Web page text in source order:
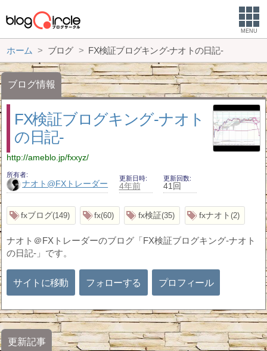
MENU
ホーム ブログ FX検証ブログキング-ナオトの日記-
ブログ情報
FX検証ブログキング-ナオト
の日記-
http://ameblo.jp/fxxyz/
所有者
ナオト@FXトレーダー
更新日時
4年前
更新回数
41回
fxブログ 149 fx 60 fx検証 35 fxナオト 2
ナオト＠FXトレーダーのブログ「FX検証ブログキング-ナオト
の日記-」です。
サイトに移動 フォローする プロフィール
更新記事